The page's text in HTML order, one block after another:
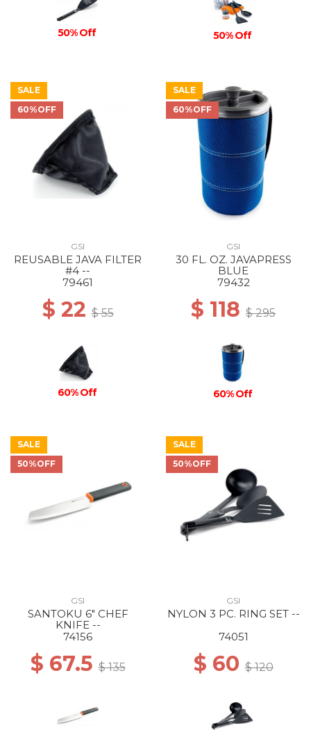
50% Off 50% Off
SALE
60%OFF
GSI
REUSABLE JAVA FILTER
#4 --
79461
$ 22$ 55
60% Off
SALE
60%OFF
GSI
30 FL. OZ. JAVAPRESS
BLUE
79432
$ 118 $ 295
60% Off
SALE
50%OFF
GSI
SANTOKU 6" CHEF
KNIFE --
74156
$ 67.5$ 135
SALE
50%OFF
GSI
NYLON 3 PC. RING SET --
74051
$ 60$ 120